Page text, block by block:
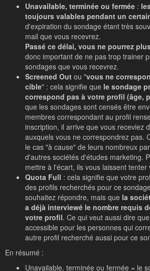
Unavailable, terminée ou fermée :
toujours valables pendant un
d'expiration du sondage étant très
mail que vous recevrez.
Passé ce délai, vous ne pourrez
donc important de ne pas trop trainer
sondages que vous recevrez.
Screened Out ou "vous ne
cible" : cela signifie que le sondage
correspond pas à votre profil (âge,
que les sondages sont censés être
membres correspondant au profil
inscription, il arrive que vous receviez
auxquels vous ne correspondrez pas.
le cas "à cause" de leurs nombreux
d'autres sociétés d'études marketing.
mettre à l'écart, ils vous laissent tenter
Quota Full : cela signifie que votre
des profils recherchés pour ce
souhaitez répondre, mais que la
a déjà interviewé le nombre requis
votre profil. Ce qui veut aussi dire
accessible pour les personnes qui
autre profil recherché aussi pour ce
En résumé :
Unavailable, terminée ou fermée = le